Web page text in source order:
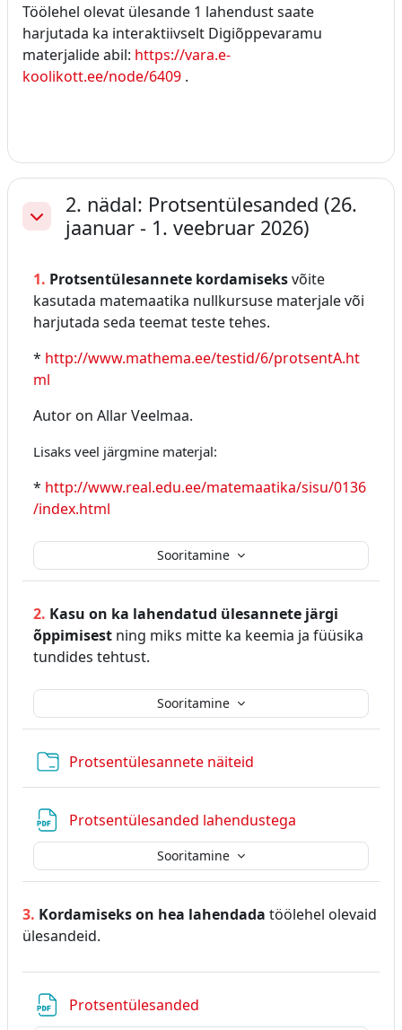
Töölehel olevat ülesande 1 lahendust saate
harjutada ka interaktiivselt Digiõppevaramu
materjalide abil: https://vara.e-
koolikott.ee/node/6409 .
Ahenda
2. nädal: Protsentülesanded (26.
jaanuar - 1. veebruar 2026)
Sooritamine
1. Protsentülesannete kordamiseksvõite
kasutada matemaatika nullkursuse materjale või
harjutada seda teemat teste tehes.
* http://www.mathema.ee/testid/6/protsentA.ht
ml
Autor on Allar Veelmaa.
Lisaks veel järgmine materjal:
* http://www.real.edu.ee/matemaatika/sisu/0136
/index.html
Sooritamine
2. Kasu on ka lahendatud ülesannete järgi
õppimisest ning miks mitte ka keemia ja füüsika
tundides tehtust.
Protsentülesannete näiteid
Protsentülesanded lahendustega
Sooritamine
3. Kordamiseks on hea lahendada töölehel olevaid
ülesandeid.
Protsentülesanded